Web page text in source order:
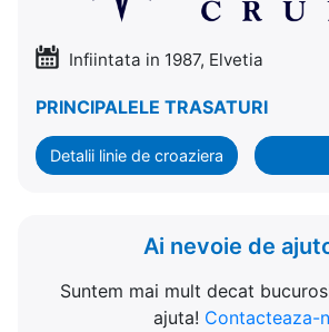
Infiintata in 1987, Elvetia
PRINCIPALELE TRASATURI
Detalii linie de croaziera
Ai nevoie de
Suntem mai mult decat
ajuta! Contacteaza-